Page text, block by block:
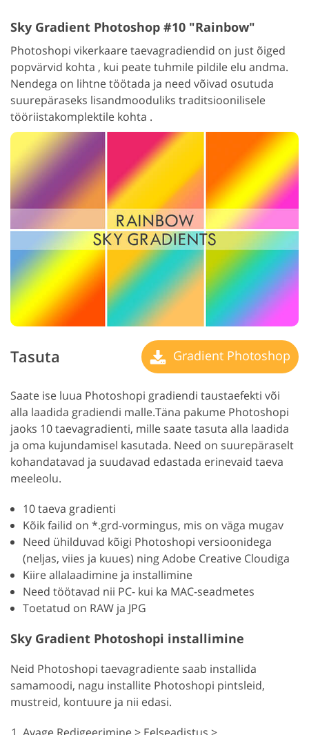
Sky Gradient Photoshop #10 "Rainbow"
Photoshopi vikerkaare taevagradiendid on just õiged
popvärvid kohta , kui peate tuhmile pildile elu andma.
Nendega on lihtne töötada ja need võivad osutuda
suurepäraseks lisandmooduliks traditsioonilisele
tööriistakomplektile kohta .
Tasuta Gradient Photoshop
Saate ise luua Photoshopi gradiendi taustaefekti või
alla laadida gradiendi malle.Täna pakume Photoshopi
jaoks 10 taevagradienti, mille saate tasuta alla laadida
ja oma kujundamisel kasutada. Need on suurepäraselt
kohandatavad ja suudavad edastada erinevaid taeva
meeleolu.
10 taeva gradienti
Kõik failid on *.grd-vormingus, mis on väga mugav
Need ühilduvad kõigi Photoshopi versioonidega
(neljas, viies ja kuues) ning Adobe Creative Cloudiga
Kiire allalaadimine ja installimine
Need töötavad nii PC- kui ka MAC-seadmetes
Toetatud on RAW ja JPG
Sky Gradient Photoshopi installimine
Neid Photoshopi taevagradiente saab installida
samamoodi, nagu installite Photoshopi pintsleid,
mustreid, kontuure ja nii edasi.